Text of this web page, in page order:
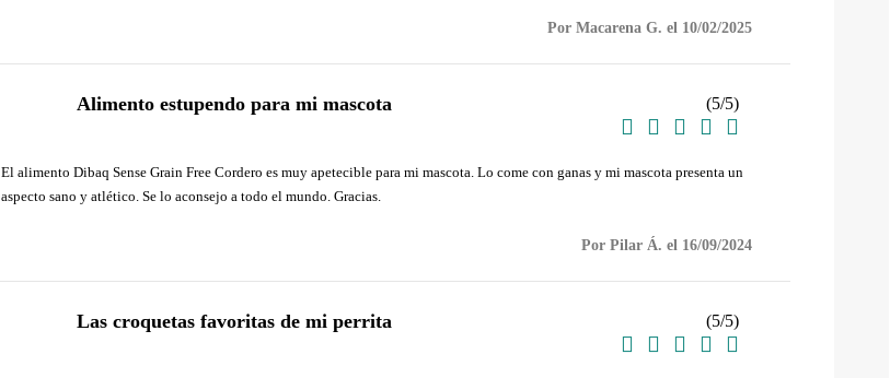
Por Macarena G. el 10/02/2025
Alimento estupendo para mi mascota (5/5)
    
El alimento Dibaq Sense Grain Free Cordero es muy apetecible para mi mascota. Lo come con ganas y mi mascota presenta un
aspecto sano y atlético. Se lo aconsejo a todo el mundo. Gracias.
Por Pilar Á. el 16/09/2024
Las croquetas favoritas de mi perrita (5/5)
    